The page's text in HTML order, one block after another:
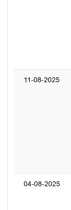
11-08-2025
04-08-2025